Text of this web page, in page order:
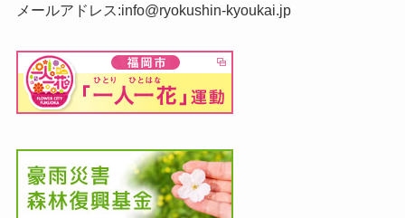
メールアドレス:info@ryokushin-kyoukai.jp